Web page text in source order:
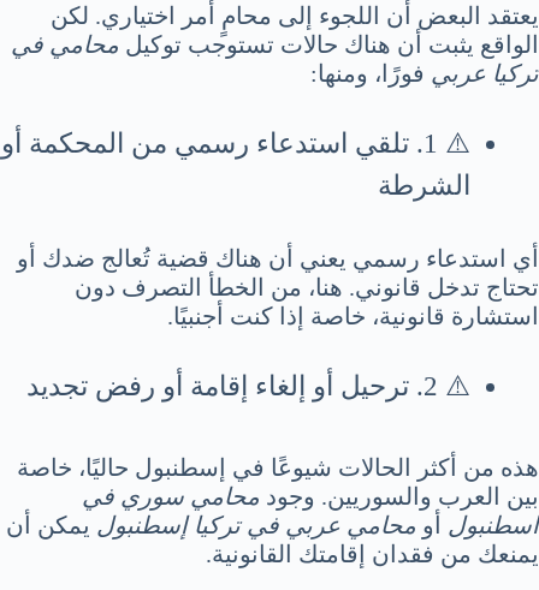
يعتقد البعض أن اللجوء إلى محامٍ أمر اختياري. لكن
الواقع يثبت أن هناك حالات تستوجب توكيل محامي في
تركيا عربي فورًا، ومنها:
⚠️ 1. تلقي استدعاء رسمي من المحكمة أو
الشرطة
أي استدعاء رسمي يعني أن هناك قضية تُعالج ضدك أو
تحتاج تدخل قانوني. هنا، من الخطأ التصرف دون
استشارة قانونية، خاصة إذا كنت أجنبيًا.
⚠️ 2. ترحيل أو إلغاء إقامة أو رفض تجديد
هذه من أكثر الحالات شيوعًا في إسطنبول حاليًا، خاصة
بين العرب والسوريين. وجود محامي سوري في
اسطنبول أو محامي عربي في تركيا إسطنبول يمكن أن
يمنعك من فقدان إقامتك القانونية.